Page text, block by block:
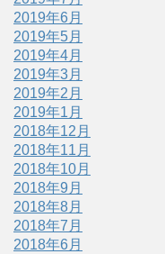
2019年6月
2019年5月
2019年4月
2019年3月
2019年2月
2019年1月
2018年12月
2018年11月
2018年10月
2018年9月
2018年8月
2018年7月
2018年6月